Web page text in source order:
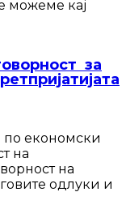
можеме кај
за
по економски
на
на
одлуки и